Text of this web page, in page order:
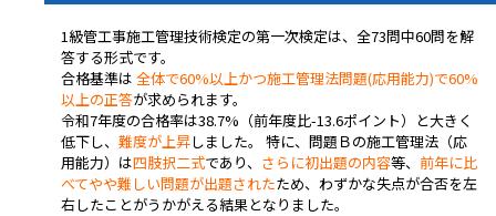
1級管工事施工管理技術検定の第一次検定は、全73問中60問を解
答する形式です。
合格基準は 全体で60%以上かつ施工管理法問題(応用能力)で60%
以上の正答が求められます。
令和7年度の合格率は38.7%（前年度比-13.6ポイント）と大きく
低下し、 難度が上昇しました。 特に、問題Ｂの施工管理法（応
用能力）は四肢択二式であり、 さらに初出題の内容等、 前年に比
べてやや難しい問題が出題されたため、わずかな失点が合否を左
右したことがうかがえる結果となりました。